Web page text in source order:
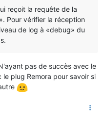
reçoit la requête de la
». Pour vérifier la réception
de log à «debug» du
pas de succès avec le
plug Remora pour savoir si